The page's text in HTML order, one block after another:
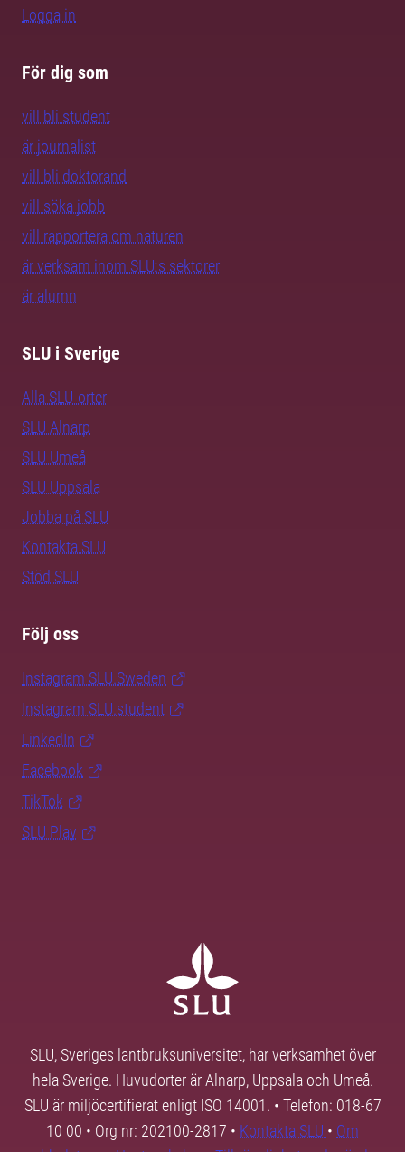
Logga in
För dig som
vill bli student
är journalist
vill bli doktorand
vill söka jobb
vill rapportera om naturen
är verksam inom SLU:s sektorer
är alumn
SLU i Sverige
Alla SLU-orter
SLU Alnarp
SLU Umeå
SLU Uppsala
Jobba på SLU
Kontakta SLU
Stöd SLU
Följ oss
Instagram SLU.Sweden
Instagram SLU.student
LinkedIn
Facebook
TikTok
SLU Play
SLU, Sveriges lantbruksuniversitet, har verksamhet över
hela Sverige. Huvudorter är Alnarp, Uppsala och Umeå.
SLU är miljöcertifierat enligt ISO 14001. • Telefon: 018-67
10 00 • Org nr: 202100-2817 • Kontakta SLU • Om